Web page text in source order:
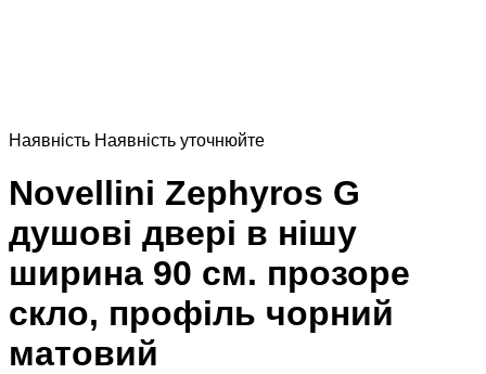
Наявнiсть Наявнiсть уточнюйте
Novellini Zephyros G
душові двері в нішу
ширина 90 см. прозоре
скло, профіль чорний
матовий